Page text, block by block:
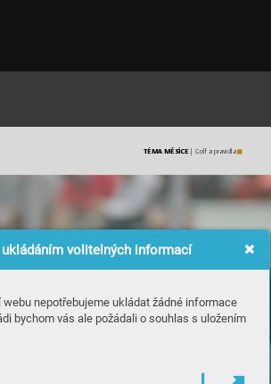
volitelných informací
webu nepotřebujeme ukládat žádné informace
bychom vás ale požádali o souhlas s uložením
TÉMA MĚSÍCE | Go lf a pravidla